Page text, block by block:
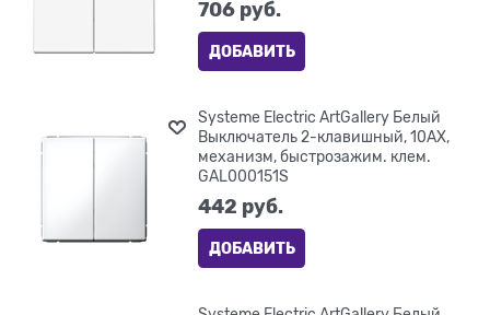
706 руб.
ДОБАВИТЬ
Systeme Electric ArtGallery Белый
Выключатель 2-клавишный, 10АХ,
механизм, быстрозажим. клем.
GAL000151S
442 руб.
ДОБАВИТЬ